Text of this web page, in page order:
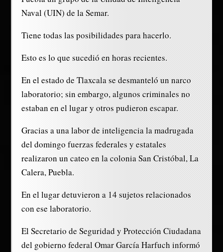
Naval (UIN) de la Semar.
Tiene todas las posibilidades para hacerlo.
Esto es lo que sucedió en horas recientes.
En el estado de Tlaxcala se desmanteló un narco
laboratorio; sin embargo, algunos criminales no
estaban en el lugar y otros pudieron escapar.
Gracias a una labor de inteligencia la madrugada
del domingo fuerzas federales y estatales
realizaron un cateo en la colonia San Cristóbal, La
Calera, Puebla.
En el lugar detuvieron a 14 sujetos relacionados
con ese laboratorio.
El Secretario de Seguridad y Protección Ciudadana
del gobierno federal Omar García Harfuch informó